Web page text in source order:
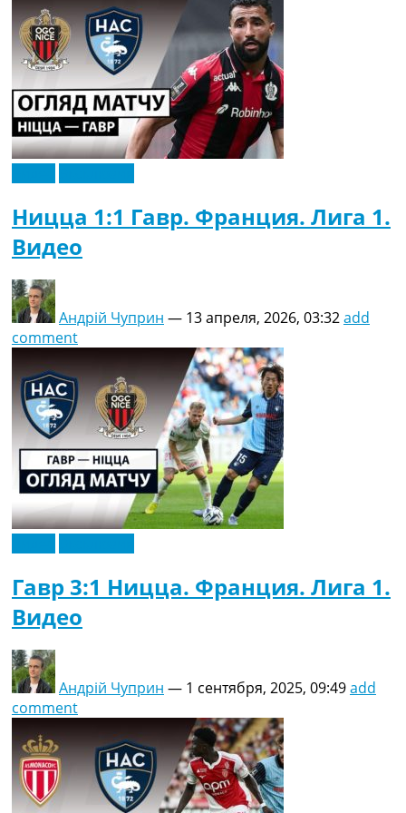
Ницца 1:1 Гавр. Франция. Лига 1.
Видео
Андрій Чуприн — 13 апреля, 2026, 03:32add
comment
Гавр 3:1 Ницца. Франция. Лига 1.
Видео
Андрій Чуприн — 1 сентября, 2025, 09:49add
comment